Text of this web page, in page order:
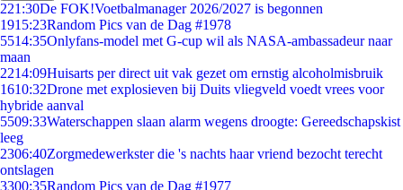
221:30De FOK!Voetbalmanager 2026/2027 is begonnen
1915:23Random Pics van de Dag #1978
5514:35Onlyfans-model met G-cup wil als NASA-ambassadeur naar
maan
2214:09Huisarts per direct uit vak gezet om ernstig alcoholmisbruik
1610:32Drone met explosieven bij Duits vliegveld voedt vrees voor
hybride aanval
5509:33Waterschappen slaan alarm wegens droogte: Gereedschapskist
leeg
2306:40Zorgmedewerkster die 's nachts haar vriend bezocht terecht
ontslagen
3300:35Random Pics van de Dag #1977